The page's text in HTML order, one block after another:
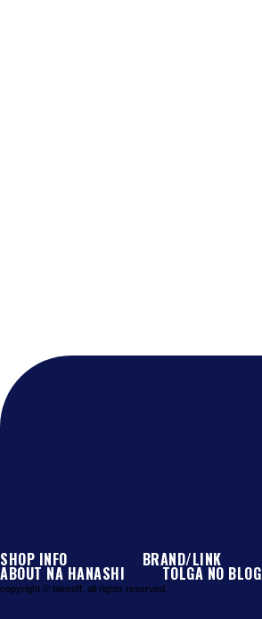
@takeoff16_jpさんのツイート
SHOP INFO BRAND/LINK
ABOUT NA HANASHI TOLGA NO BLOG
copyright © takeoff. all rights reserved.